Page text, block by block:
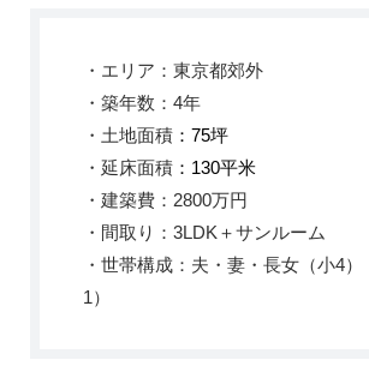
・エリア：東京都郊外
・築年数：4年
・土地面積：75坪
・延床面積：130平米
・建築費：2800万円
・間取り：3LDK ＋サンルーム
・世帯構成：夫・妻・長女（小4
1）